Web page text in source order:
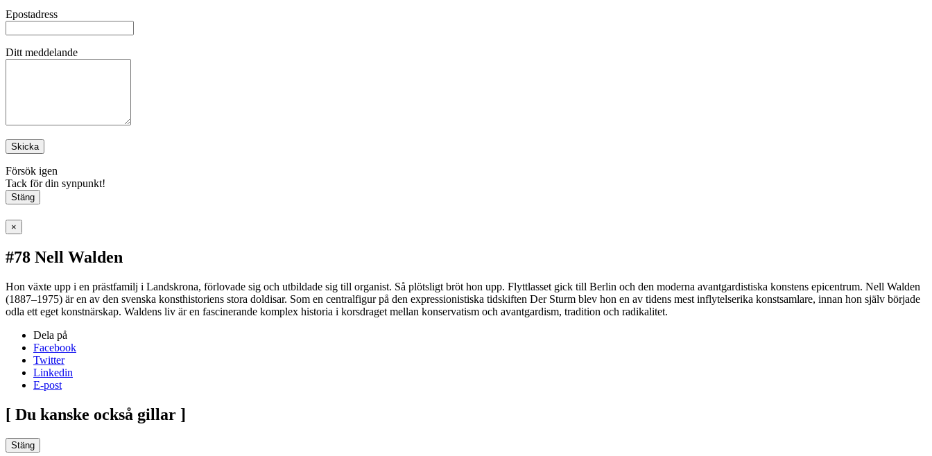
Epostadress
Ditt meddelande
Skicka
Försök igen
Tack för din synpunkt!
Stäng
×
#78 Nell Walden
Hon växte upp i en prästfamilj i Landskrona, förlovade sig och utbildade sig till organist. Så plötsligt bröt hon upp. Flyttlasset gick till Berlin och den moderna avantgardistiska konstens epicentrum. Nell Walden
(1887–1975) är en av den svenska konsthistoriens stora doldisar. Som en centralfigur på den expressionistiska tidskiften Der Sturm blev hon en av tidens mest inflytelserika konstsamlare, innan hon själv började
odla ett eget konstnärskap. Waldens liv är en fascinerande komplex historia i korsdraget mellan konservatism och avantgardism, tradition och radikalitet.
Dela på
Facebook
Twitter
Linkedin
E-post
[ Du kanske också gillar ]
Stäng